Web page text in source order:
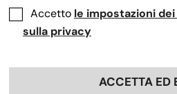
Accetto le impostazioni
sulla privacy
ACCETTA ED